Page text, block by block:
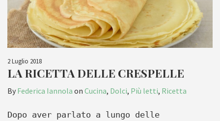
2 Luglio 2018
LA RICETTA DELLE CRESPELLE
By Federica Iannola on Cucina, Dolci, Più letti, Ricetta
Dopo aver parlato a lungo delle